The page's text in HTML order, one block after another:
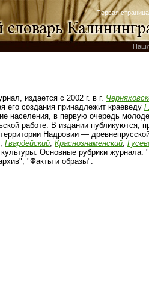
Первая страница
издается с 2002 г. в г.
его создания принадлежит краеведу
населения, в первую очередь
работе. В издании публикуются,
Надровии —
, Гвардейский, Краснознаменский,
культуры. Основные рубрики
"Факты и образы".